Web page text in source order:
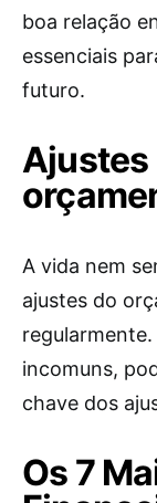
boa relação
essenciais
futuro.
Ajustes
A vida nem
ajustes do
incomuns,
chave dos
Os 7